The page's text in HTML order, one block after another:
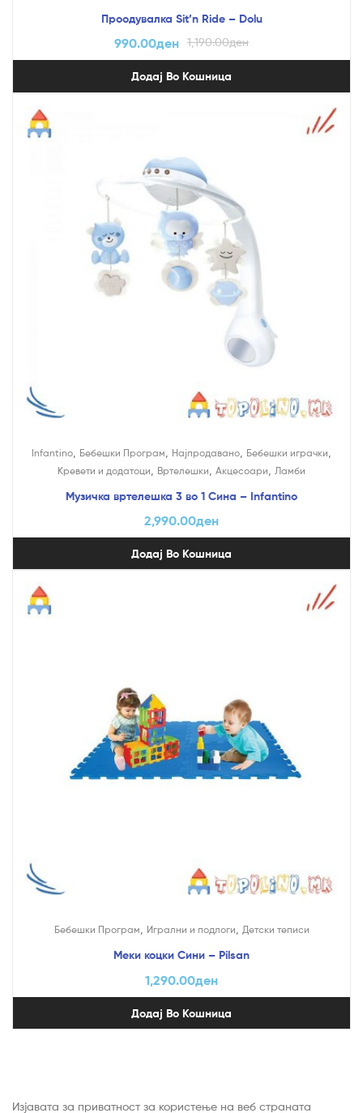
Проодувалка Sit’n Ride – Dolu
1,190.00ден
990.00ден
Додај Во Кошница
Infantino Бебешки Програм Најпродавано Бебешки играчки
Кревети и додатоци Вртелешки Акцесоари Ламби
Музичка вртелешка 3 во 1 Сина – Infantino
2,990.00ден
Додај Во Кошница
Бебешки Програм, Игрални и подлоги, Детски теписи
Меки коцки Сини – Pilsan
1,290.00ден
Додај Во Кошница
Изјавата за приватност за користење на веб страната